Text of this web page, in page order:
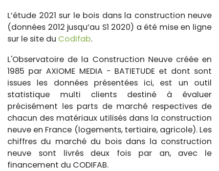
L’étude 2021 sur le bois dans la construction neuve
(données 2012 jusqu’au S1 2020) a été mise en ligne
sur le site du Codifab.
L'Observatoire de la Construction Neuve créée en
1985 par AXIOME MEDIA - BATIETUDE et dont sont
issues les données présentées ici, est un outil
statistique multi clients destiné à évaluer
précisément les parts de marché respectives de
chacun des matériaux utilisés dans la construction
neuve en France (logements, tertiaire, agricole). Les
chiffres du marché du bois dans la construction
neuve sont livrés deux fois par an, avec le
financement du CODIFAB.